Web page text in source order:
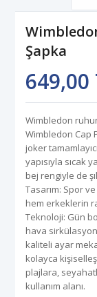
Şapka
649,00
Wimbledon
Wimbledon Cap
joker
yapısıyla sıcak
bej rengiyle de
Tasarım: Spor
hem erkeklerin
Teknoloji: Gün
hava
kaliteli ayar
kolayca
plajlara,
kullanım alanı.